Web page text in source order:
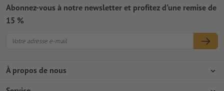
À propos de nous
Abonnez-vous à notre newsletter et profitez d'une remise de
15 %